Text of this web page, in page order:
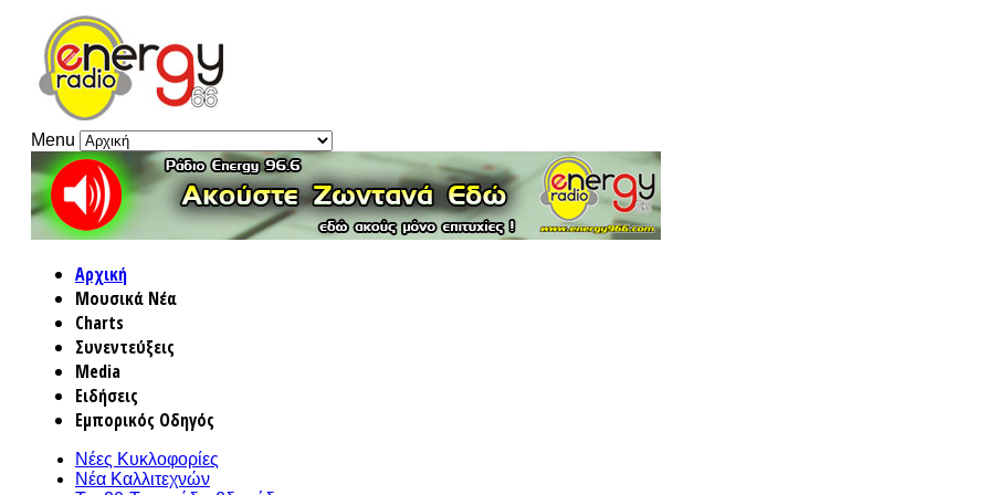
Menu
Αρχική
Μουσικά Νέα
Charts
Συνεντεύξεις
Media
Ειδήσεις
Εμπορικός Οδηγός
Νέες Κυκλοφορίες
Νέα Καλλιτεχνών